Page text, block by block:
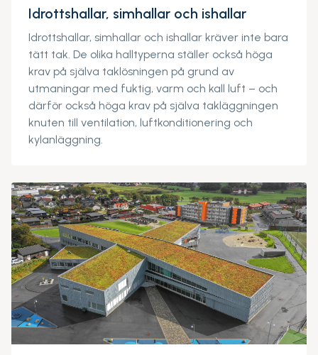
Idrottshallar, simhallar och ishallar
Idrottshallar, simhallar och ishallar kräver inte bara
tätt tak. De olika halltyperna ställer också höga
krav på själva taklösningen på grund av
utmaningar med fuktig, varm och kall luft – och
därför också höga krav på själva takläggningen
knuten till ventilation, luftkonditionering och
kylanläggning.